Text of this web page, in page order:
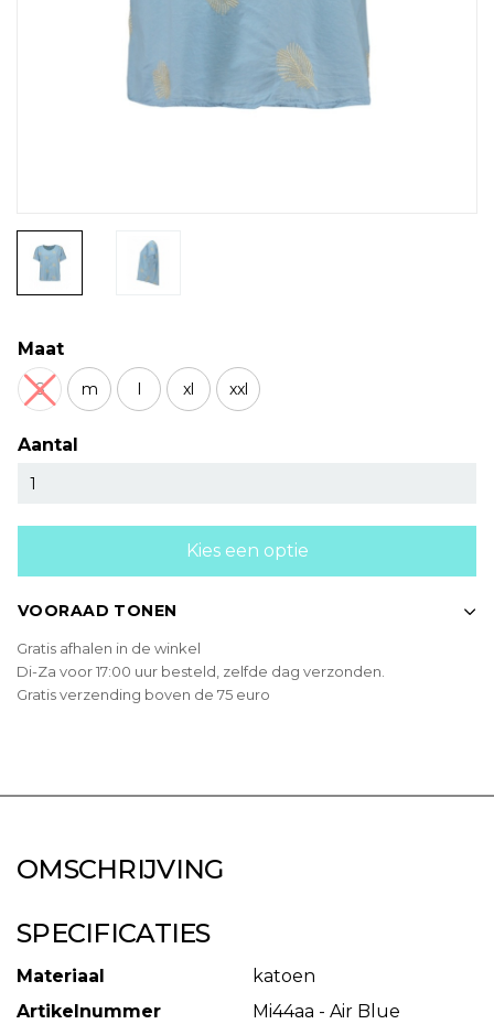
Maat
S m xl xxl
Aantal
Kies een optie
VOORAAD TONEN
Gratis afhalen in de winkel
Di-Za voor 17:00 uur besteld, zelfde dag verzonden.
Gratis verzending boven de 75 euro
OMSCHRIJVING
SPECIFICATIES
Materiaal
katoen
Artikelnummer
Mi44aa - Air Blue